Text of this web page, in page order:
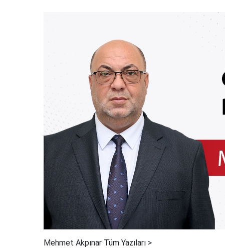
Mehmet Akpınar Tüm Yazıları >